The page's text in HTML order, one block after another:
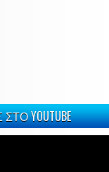
YOUTUBE